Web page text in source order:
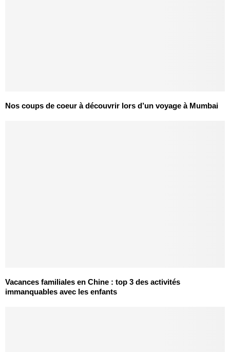
Nos coups de coeur à découvrir lors d’un voyage à Mumbai
Vacances familiales en Chine : top 3 des activités
immanquables avec les enfants